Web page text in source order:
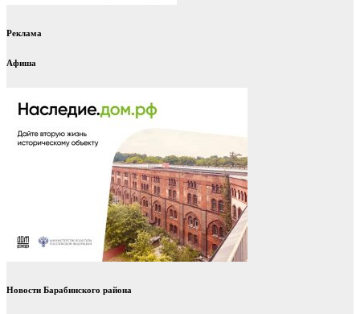
Реклама
Афиша
Новости Барабинского района